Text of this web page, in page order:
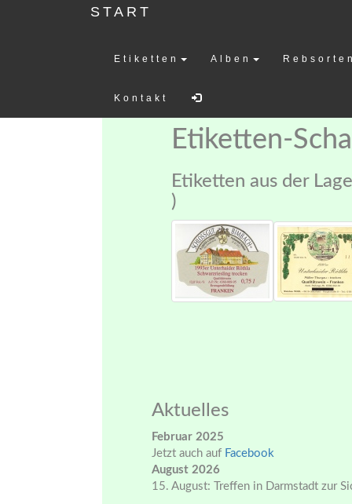
START
Etiketten Alben
Kontakt
Etiketten-
Etiketten aus der
)
Aktuelles
Februar 2025
Jetzt auch auf Facebook
August 2026
15. August: Treffen in Darmstadt zur